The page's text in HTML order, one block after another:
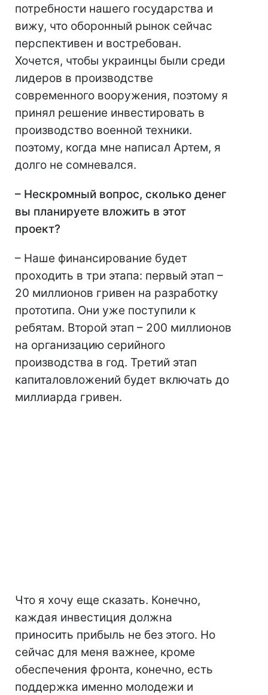
потребности нашего государства и
вижу, что оборонный рынок сейчас
перспективен и востребован.
Хочется, чтобы украинцы были среди
лидеров в производстве
современного вооружения, поэтому я
принял решение инвестировать в
производство военной техники.
поэтому, когда мне написал Артем, я
долго не сомневался.
– Нескромный вопрос, сколько денег
вы планируете вложить в этот
проект?
– Наше финансирование будет
проходить в три этапа: первый этап –
20 миллионов гривен на разработку
прототипа. Они уже поступили к
ребятам. Второй этап – 200 миллионов
на организацию серийного
производства в год. Третий этап
капиталовложений будет включать до
миллиарда гривен.
Что я хочу еще сказать. Конечно,
каждая инвестиция должна
приносить прибыль не без этого. Но
сейчас для меня важнее, кроме
обеспечения фронта, конечно, есть
поддержка именно молодежи и